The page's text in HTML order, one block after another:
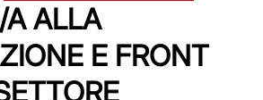
ALLA
E FRONT